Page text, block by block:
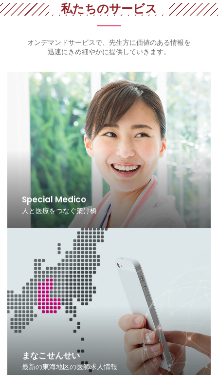
私たちのサービス
オンデマンドサービスで、先生方に価値のある情報を
迅速にきめ細やかに提供していきます。
Special Medico
人と医療をつなぐ架け橋
まなこせんせい
最新の東海地区の医師求人情報